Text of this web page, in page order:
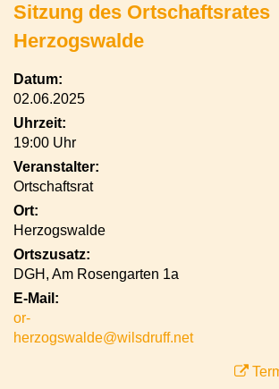
Sitzung des Ortschaftsrates
Herzogswalde
Datum:
02.06.2025
Uhrzeit:
19:00 Uhr
Veranstalter:
Ortschaftsrat
Ort:
Herzogswalde
Ortszusatz:
DGH, Am Rosengarten 1a
E-Mail:
or-
herzogswalde@wilsdruff.net